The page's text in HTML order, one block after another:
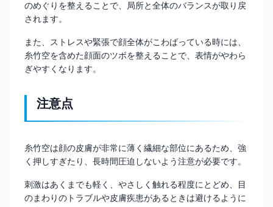
のめぐりを整えることで、局所と全体のバランスが取り戻
されます。
また、ストレスや緊張で顔全体がこわばっている時には、
糸竹空を含めた顔面のツボを整えることで、表情がやわら
ぎやすくなります。
注意点
糸竹空は顔の皮膚が非常に薄く繊細な部位にあるため、強
く押しすぎたり、長時間圧迫しないよう注意が必要です。
刺激はあくまでも軽く、やさしく触れる程度にとどめ、目
のまわりのトラブルや皮膚疾患があるときは避けるように